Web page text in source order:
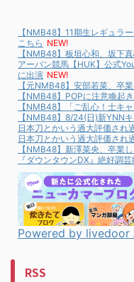
【NMB48】11期生レギュラ
こちら NEW!
【NMB48】板垣心和、坂下
アーバン競馬【HUK】公式
に出演 NEW!
【元NMB48】安部若菜、卒
【NMB48】POPに注意喚起
【NMB48】「ご乱心！士キ
【NMB48】8/24(日)新YNN
日本刀とかいう過大評価され
日本刀とかいう過大評価され
【NMB48】新澤菜央、卒業
『ダウンタウンDX』絶好調
Powered by livedoor
RSS